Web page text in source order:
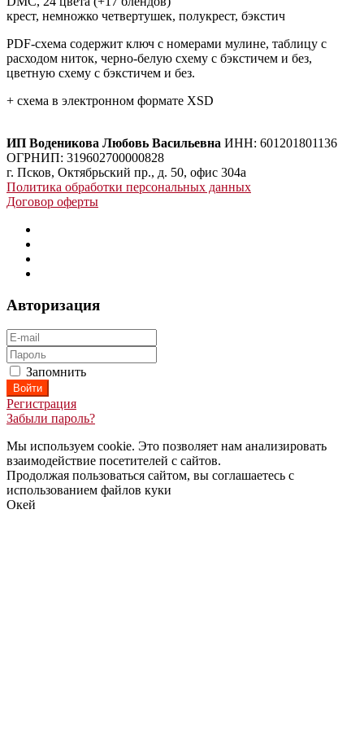
крест, немножко четвертушек, полукрест, бэкстич
PDF-схема содержит ключ с номерами мулине, таблицу с
расходом ниток, черно-белую схему с бэкстичем и без,
цветную схему с бэкстичем и без.
+ схема в электронном формате XSD
ИП Воденикова Любовь Васильевна ИНН: 601201801136
ОГРНИП: 319602700000828
г. Псков, Октябрьский пр., д. 50, офис 304а
Политика обработки персональных данных
Договор оферты
Авторизация
Запомнить
Регистрация
Забыли пароль?
Мы используем cookie. Это позволяет нам анализировать
взаимодействие посетителей с сайтов.
Продолжая пользоваться сайтом, вы соглашаетесь с
использованием файлов куки
Окей